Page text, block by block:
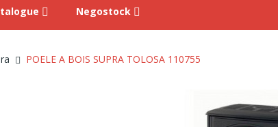
Negostock
POELE A BOIS SUPRA TOLOSA 110755